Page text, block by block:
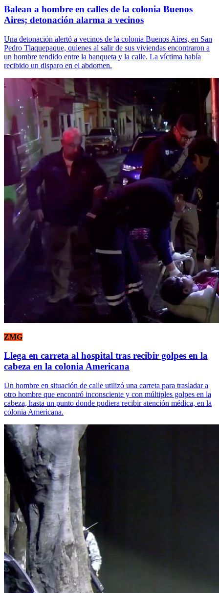
Balean a hombre en calles de la colonia Buenos
Aires; detonación alarma a vecinos
Una detonación alertó a vecinos de la colonia Buenos Aires, en San
Pedro Tlaquepaque, quienes al salir de sus viviendas encontraron a
un hombre tendido entre la banqueta y la calle. La víctima había
recibido un disparo en el abdomen.
ZMG
Llega en carreta al hospital tras recibir golpes en la
cabeza en la colonia Americana
Un hombre en situación de calle utilizó una carreta para trasladar a
otro hombre que encontró inconsciente y con múltiples golpes en la
cabeza, hasta un punto donde pudiera recibir atención médica, en la
colonia Americana.